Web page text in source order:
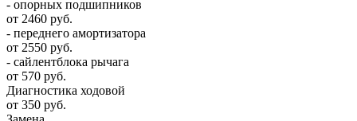
- опорных подшипников
от 2460 руб.
- переднего амортизатора
от 2550 руб.
- сайлентблока рычага
от 570 руб.
Диагностика ходовой
от 350 руб.